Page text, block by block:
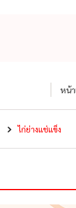
หน้
ไก่ย่างแช่แข็ง